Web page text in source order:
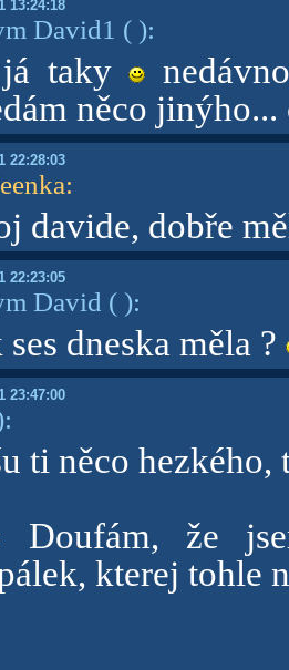
13:24:18
David1 ( ):
taky
něco jinýho...
22:28:03
:
davide, dobře
22:23:05
David ( ):
ses dneska měla ?
23:47:00
:
ti něco
Doufám, že
kterej tohle